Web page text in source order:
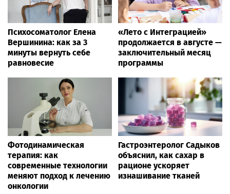
Все города России от А до Я
Moscow.media
Шоу-биз— сегодня и сейчас (ежесекундное
обновление новостей) от более чем 20 000
независимых тематических источников
информации онлайн! Мы собралиВСЁ, что
интересно по этому поводу —СЕГОДНЯ, а ещё
больше новостей —